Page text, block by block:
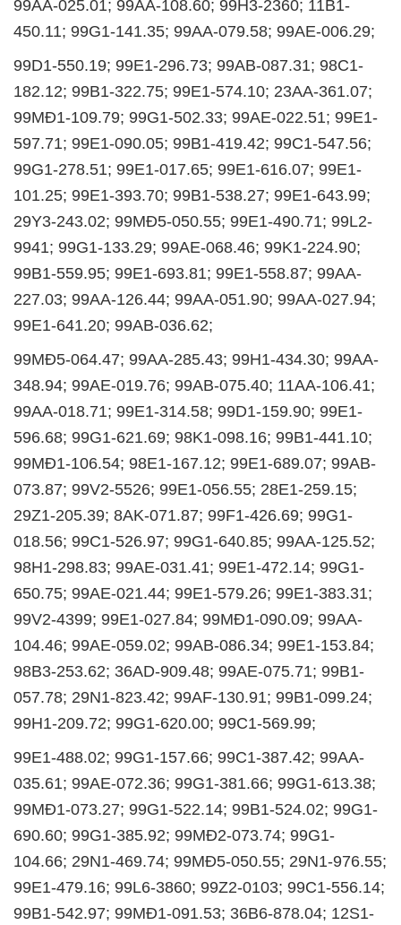
99AA-025.01; 99AA-108.60; 99H3-2360; 11B1-
450.11; 99G1-141.35; 99AA-079.58; 99AE-006.29;
99D1-550.19; 99E1-296.73; 99AB-087.31; 98C1-
182.12; 99B1-322.75; 99E1-574.10; 23AA-361.07;
99MĐ1-109.79; 99G1-502.33; 99AE-022.51; 99E1-
597.71; 99E1-090.05; 99B1-419.42; 99C1-547.56;
99G1-278.51; 99E1-017.65; 99E1-616.07; 99E1-
101.25; 99E1-393.70; 99B1-538.27; 99E1-643.99;
29Y3-243.02; 99MĐ5-050.55; 99E1-490.71; 99L2-
9941; 99G1-133.29; 99AE-068.46; 99K1-224.90;
99B1-559.95; 99E1-693.81; 99E1-558.87; 99AA-
227.03; 99AA-126.44; 99AA-051.90; 99AA-027.94;
99E1-641.20; 99AB-036.62;
99MĐ5-064.47; 99AA-285.43; 99H1-434.30; 99AA-
348.94; 99AE-019.76; 99AB-075.40; 11AA-106.41;
99AA-018.71; 99E1-314.58; 99D1-159.90; 99E1-
596.68; 99G1-621.69; 98K1-098.16; 99B1-441.10;
99MĐ1-106.54; 98E1-167.12; 99E1-689.07; 99AB-
073.87; 99V2-5526; 99E1-056.55; 28E1-259.15;
29Z1-205.39; 8AK-071.87; 99F1-426.69; 99G1-
018.56; 99C1-526.97; 99G1-640.85; 99AA-125.52;
98H1-298.83; 99AE-031.41; 99E1-472.14; 99G1-
650.75; 99AE-021.44; 99E1-579.26; 99E1-383.31;
99V2-4399; 99E1-027.84; 99MĐ1-090.09; 99AA-
104.46; 99AE-059.02; 99AB-086.34; 99E1-153.84;
98B3-253.62; 36AD-909.48; 99AE-075.71; 99B1-
057.78; 29N1-823.42; 99AF-130.91; 99B1-099.24;
99H1-209.72; 99G1-620.00; 99C1-569.99;
99E1-488.02; 99G1-157.66; 99C1-387.42; 99AA-
035.61; 99AE-072.36; 99G1-381.66; 99G1-613.38;
99MĐ1-073.27; 99G1-522.14; 99B1-524.02; 99G1-
690.60; 99G1-385.92; 99MĐ2-073.74; 99G1-
104.66; 29N1-469.74; 99MĐ5-050.55; 29N1-976.55;
99E1-479.16; 99L6-3860; 99Z2-0103; 99C1-556.14;
99B1-542.97; 99MĐ1-091.53; 36B6-878.04; 12S1-